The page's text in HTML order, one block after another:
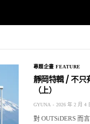
專題企畫 FEATURE
靜岡特輯 / 不只
（上）
GYUNA 2026 年 2 月 4
對 OUTSiDERS 而